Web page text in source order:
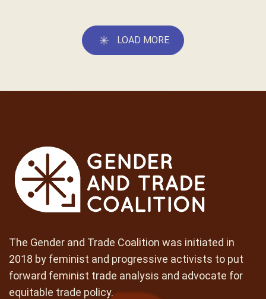
LOAD MORE
The Gender and Trade Coalition was initiated in
2018 by feminist and progressive activists to put
forward feminist trade analysis and advocate for
equitable trade policy.